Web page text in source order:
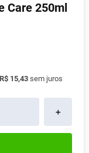
Care 250ml
R$ 15,43 sem juros
＋